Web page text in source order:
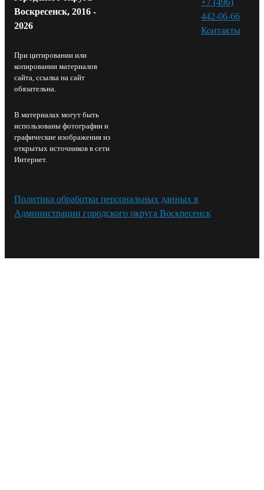
Воскресенск, 2016 -
2026
При цитировании или
копировании материалов
сайта, ссылка на сайт
обязательна.
В материалах могут быть
использованы фотографии и
графические изображения из
открытых источников в сети
Интернет.
442-06-66
Контакты⁠
Политика обработки персональных данных в
Администрации городского округа Воскресенск